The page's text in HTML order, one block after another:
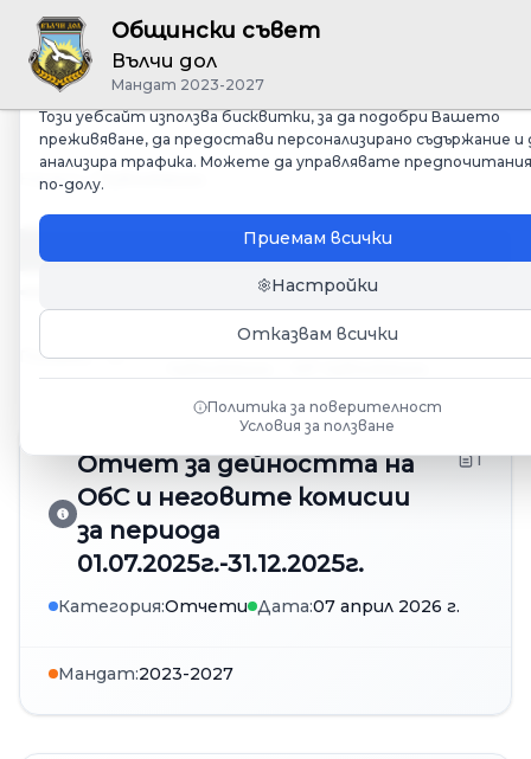
Общински съвет
Вълчи дол
Мандат 2023-2027
Начало/ Публикации
Всички публикации
Покажи 10
Показване на
Отчет за дейността на
ОбС и неговите комисии
за периода
01.07.2025г.-31.12.2025г.
1
Категория:Отчети Дата:07 април 2026 г.
Мандат:2023-2027
Управление на бисквитките
Ние зачитаме Вашата поверителност
Този уебсайт използва бисквитки, за да подобри Вашето
преживяване, да предостави персонализирано съдържание и
анализира трафика. Можете да управлявате
по-долу.
Приемам всички
Настройки
Отказвам всички
Политика за поверителност
Условия за ползване